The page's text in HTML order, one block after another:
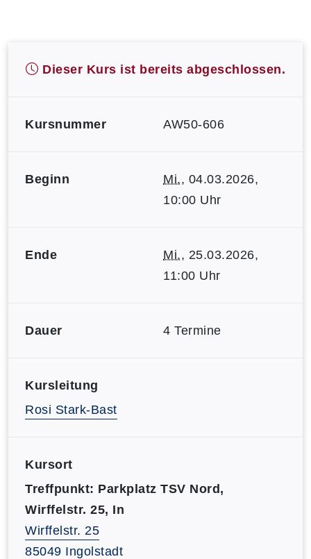
Dieser Kurs ist bereits abgeschlossen.
Kursnummer AW50-606
Beginn Mi., 04.03.2026,
10:00 Uhr
Ende Mi., 25.03.2026,
11:00 Uhr
Dauer 4 Termine
Kursleitung
Rosi Stark-Bast
Kursort
Treffpunkt: Parkplatz TSV Nord,
Wirffelstr. 25, In
Wirffelstr. 25
85049 Ingolstadt